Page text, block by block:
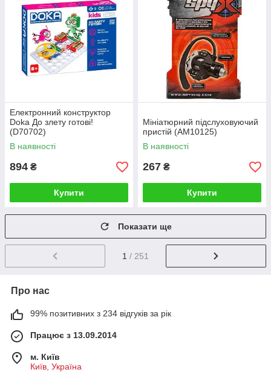
Електронний конструктор
Doka До злету готові!
(D70702)
В наявності
894 ₴
Купити
Мініатюрний підслуховуючий
пристій (AM10125)
В наявності
267 ₴
Купити
Показати ще
1 / 251
Про нас
99% позитивних з 234 відгуків за рік
Працює з 13.09.2014
м. Київ
Київ, Україна